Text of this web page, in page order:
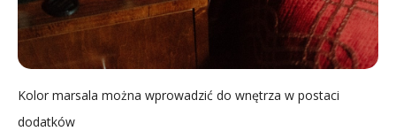
Kolor marsala można wprowadzić do wnętrza w postaci
dodatków